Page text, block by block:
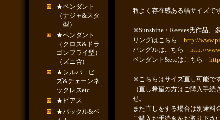
★ペンダント
（ナジャ&スタ
ー型）
★ペンダント
（クロス&ドラ
ゴンフライ型）
（ズニ含）
★シルバービー
ズ&チェーンネ
ックレスetc
★ピアス
★バックル&ベ
程よく存在感ある幅サイズで
※Sunshine・Reeves氏作品、
リングはこちら http://
バングルはこちら http://
ペンダント&etcはこちら
※こちらはサイズ直し可能で
（直し希望の方はご購入手
せ。
また直しをする場合は別途料
ご購入お手続きをお取り下さ